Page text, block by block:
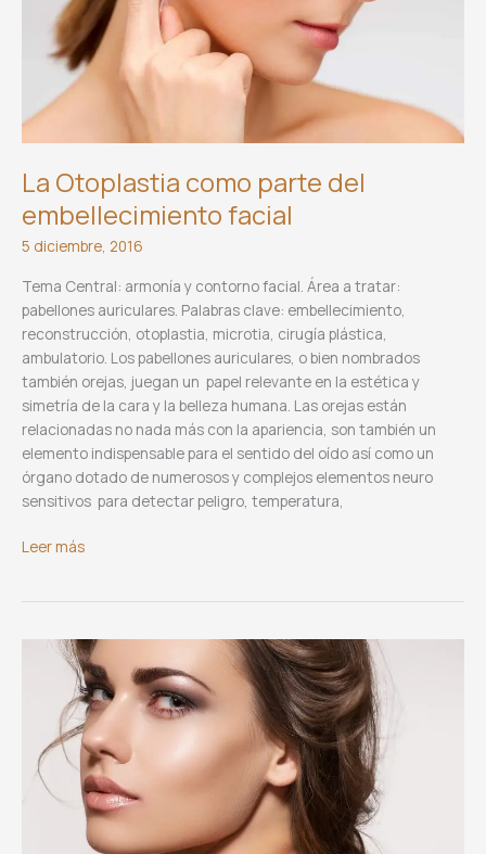
La Otoplastia como parte del
embellecimiento facial
5 diciembre, 2016
Tema Central: armonía y contorno facial. Área a tratar:
pabellones auriculares. Palabras clave: embellecimiento,
reconstrucción, otoplastia, microtia, cirugía plástica,
ambulatorio. Los pabellones auriculares, o bien nombrados
también orejas, juegan un papel relevante en la estética y
simetría de la cara y la belleza humana. Las orejas están
relacionadas no nada más con la apariencia, son también un
elemento indispensable para el sentido del oído así como un
órgano dotado de numerosos y complejos elementos neuro
sensitivos para detectar peligro, temperatura,
La
del
embellecimiento
Leer más